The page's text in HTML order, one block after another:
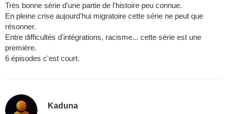
Très bonne série d'une partie de l'histoire peu connue.
En pleine crise aujourd'hui migratoire cette série ne peut que
résonner.
Entre difficultés d'intégrations, racisme... cette série est une
première.
6 épisodes c'est court.
Kaduna